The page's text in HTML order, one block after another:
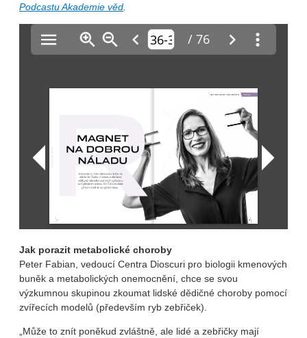
Podcastu Akademie věd
Jak porazit metabolické choroby
Peter Fabian, vedoucí Centra Dioscuri pro biologii kmenových
buněk a metabolických onemocnění, chce se svou
výzkumnou skupinou zkoumat lidské dědičné choroby pomocí
zvířecích modelů (především ryb zebřiček).
„Může to znít poněkud zvláštně, ale lidé a zebřičky mají